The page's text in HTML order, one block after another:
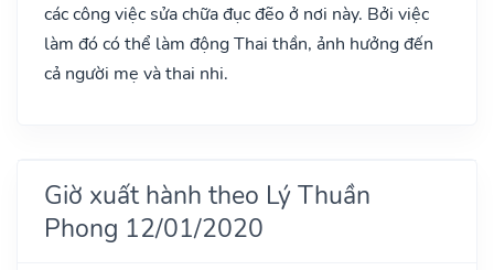
các công việc sửa chữa đục đẽo ở nơi này. Bởi việc
làm đó có thể làm động Thai thần, ảnh hưởng đến
cả người mẹ và thai nhi.
Giờ xuất hành theo Lý Thuần
Phong 12/01/2020